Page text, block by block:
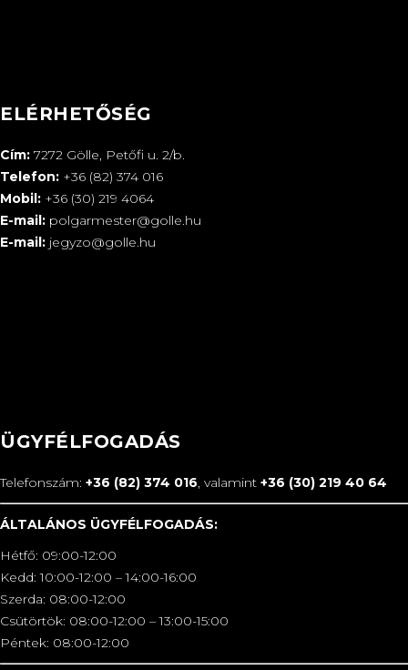
ELÉRHETŐSÉG
Cím: 7272 Gölle, Petőfi u. 2/b.
Telefon: +36 (82) 374 016
Mobil: +36 (30) 219 4064
E-mail: polgarmester@golle.hu
E-mail: jegyzo@golle.hu
ÜGYFÉLFOGADÁS
Telefonszám: +36 (82) 374 016, valamint +36 (30) 219 40 64
ÁLTALÁNOS ÜGYFÉLFOGADÁS:
Hétfő: 09:00-12:00
Kedd: 10:00-12:00 – 14:00-16:00
Szerda: 08:00-12:00
Csütörtök: 08:00-12:00 – 13:00-15:00
Péntek: 08:00-12:00